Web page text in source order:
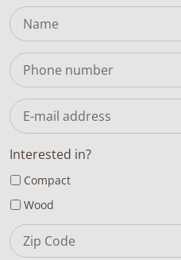
Interested in?
Compact
Wood